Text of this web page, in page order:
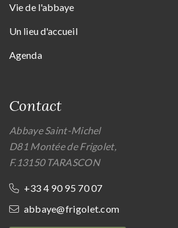
Vie de l'abbaye
Un lieu d'accueil
Agenda
Contact
Abbaye Saint-Michel
D81 Montée de Frigolet,
F.13150 TARASCON
+33 4 90 95 70 07
abbaye@frigolet.com